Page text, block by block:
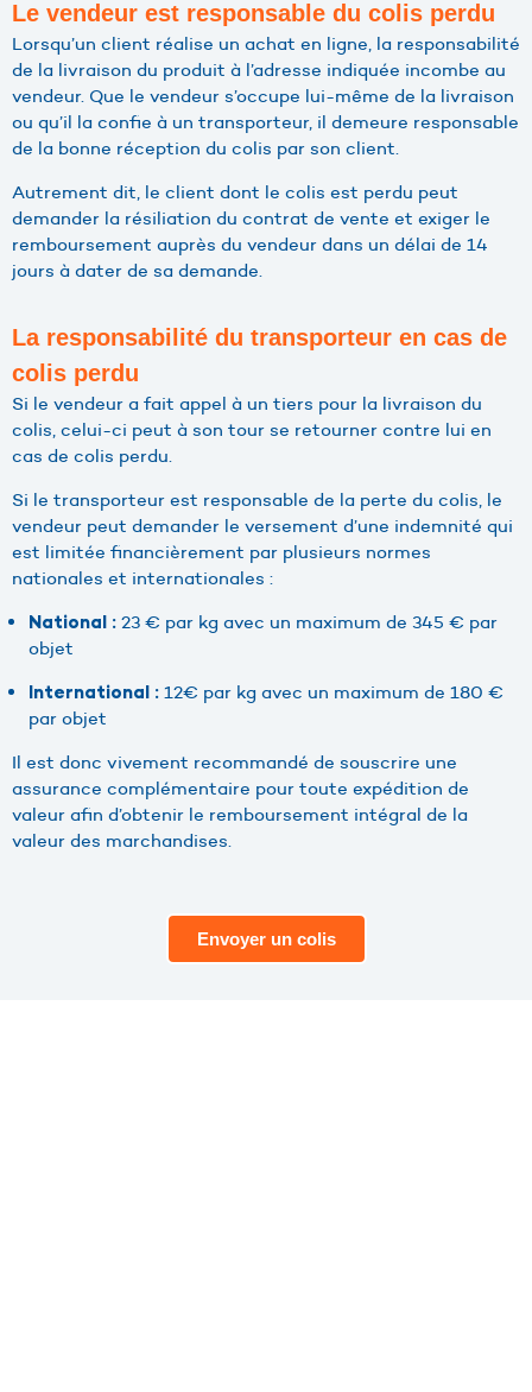
Le vendeur est responsable du colis perdu
Lorsqu’un client réalise un achat en ligne, la responsabilité
de la livraison du produit à l’adresse indiquée incombe au
vendeur. Que le vendeur s’occupe lui-même de la livraison
ou qu’il la confie à un transporteur, il demeure responsable
de la bonne réception du colis par son client.
Autrement dit, le client dont le colis est perdu peut
demander la résiliation du contrat de vente et exiger le
remboursement auprès du vendeur dans un délai de 14
jours à dater de sa demande.
La responsabilité du transporteur en cas de
colis perdu
Si le vendeur a fait appel à un tiers pour la livraison du
colis, celui-ci peut à son tour se retourner contre lui en
cas de colis perdu.
Si le transporteur est responsable de la perte du colis, le
vendeur peut demander le versement d’une indemnité qui
est limitée financièrement par plusieurs normes
nationales et internationales :
National : 23 € par kg avec un maximum de 345 € par
objet
International : 12€ par kg avec un maximum de 180 €
par objet
Il est donc vivement recommandé de souscrire une
assurance complémentaire pour toute expédition de
valeur afin d’obtenir le remboursement intégral de la
valeur des marchandises.
Envoyer un colis